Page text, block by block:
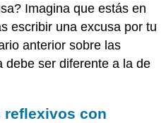
Imagina que estás en
escribir una excusa por tu
anterior sobre las
debe ser diferente a la de
reflexivos con